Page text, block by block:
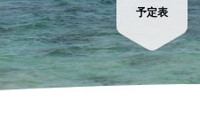
予定表